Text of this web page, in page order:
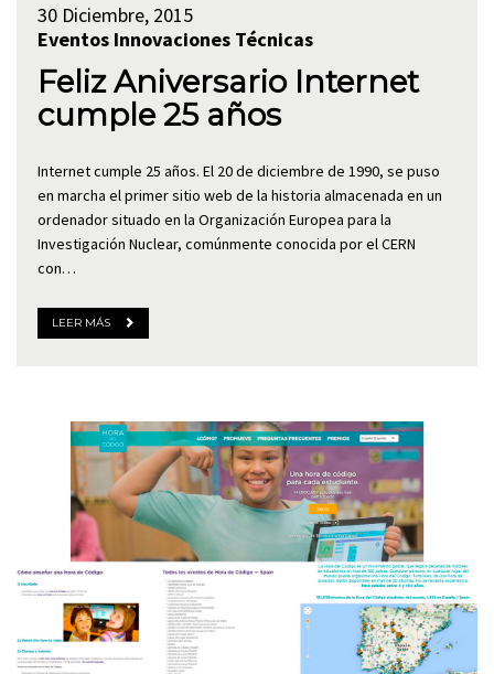
30 Diciembre, 2015
Eventos Innovaciones Técnicas
Feliz Aniversario Internet
cumple 25 años
Internet cumple 25 años. El 20 de diciembre de 1990, se puso
en marcha el primer sitio web de la historia almacenada en un
ordenador situado en la Organización Europea para la
Investigación Nuclear, comúnmente conocida por el CERN
con…
LEER MÁS